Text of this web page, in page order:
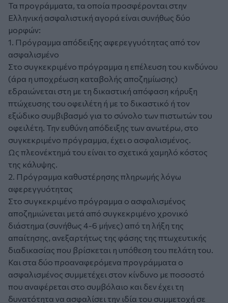
Τα προγράμματα, τα οποία προσφέρονται στην
Ελληνική ασφαλιστική αγορά είναι συνήθως δύο
μορφών:
1. Πρόγραμμα απόδειξης αφερεγγυότητας από τον
ασφαλισμένο
Στο συγκεκριμένο πρόγραμμα η επέλευση του κινδύνου
(άρα η υποχρέωση καταβολής αποζημίωσης)
εδραιώνεται στη με τη δικαστική απόφαση κήρυξη
πτώχευσης του οφειλέτη ή με το δικαστικό ή τον
εξώδικο συμβιβασμό για το σύνολο των πιστωτών του
οφειλέτη. Την ευθύνη απόδειξης των ανωτέρω, στο
συγκεκριμένο πρόγραμμα, έχει ο ασφαλισμένος.
Ως πλεονέκτημά του είναι το σχετικά χαμηλό κόστος
της κάλυψης.
2. Πρόγραμμα καθυστέρησης πληρωμής λόγω
αφερεγγυότητας
Στο συγκεκριμένο πρόγραμμα ο ασφαλισμένος
αποζημιώνεται μετά από συγκεκριμένο χρονικό
διάστημα (συνήθως 4-6 μήνες) από τη λήξη της
απαίτησης, ανεξαρτήτως της φάσης της πτωχευτικής
διαδικασίας που βρίσκεται η υπόθεση του πελάτη του.
Και στα δύο προαναφερόμενα προγράμματα ο
ασφαλισμένος συμμετέχει στον κίνδυνο με ποσοστό
που αναφέρεται στο συμβόλαιο και δεν έχει τη
δυνατότητα να ασφαλίσει την ιδία του συμμετοχή σε